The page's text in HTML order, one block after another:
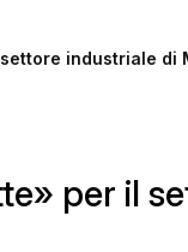
industriale di
per il